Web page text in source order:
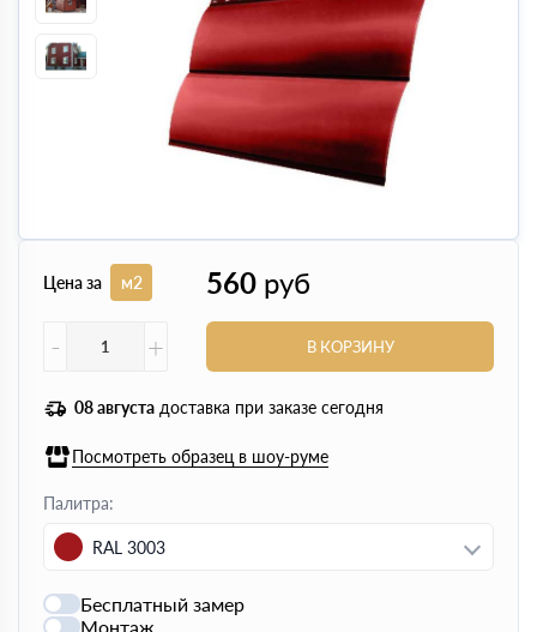
Цена за м2 560 руб
-
+ В КОРЗИНУ
08 августа доставка при заказе сегодня
Посмотреть образец в шоу-руме
Палитра:
RAL 3003
Бесплатный замер
Монтаж